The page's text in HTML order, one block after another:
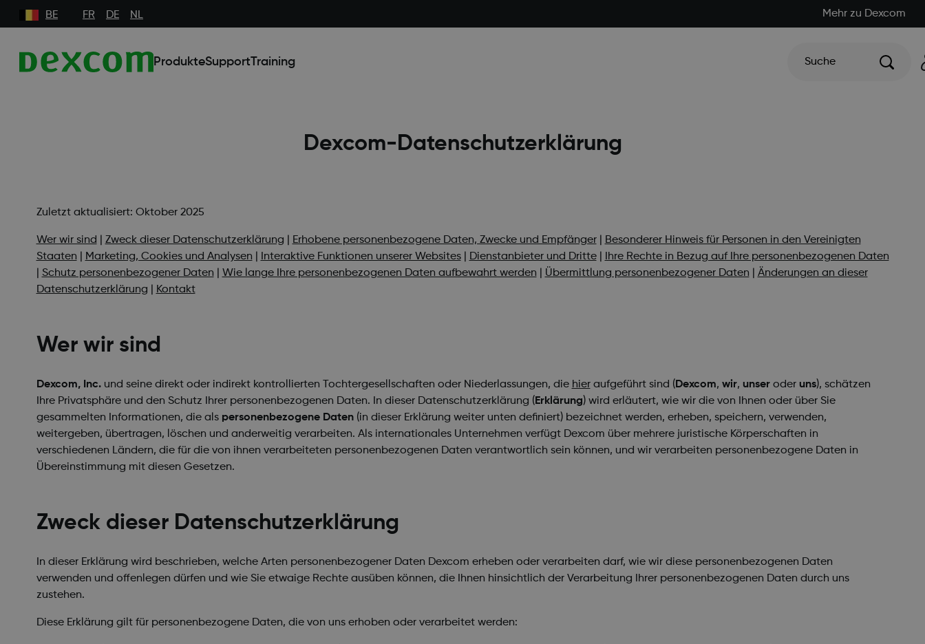
BE FR DE NL Mehr zu Dexcom
ProdukteSupportTraining Suche
Dexcom-Datenschutzerklärung
Zuletzt aktualisiert: Oktober 2025
Wer wir sind Zweck dieser Datenschutzerklärung Erhobene personenbezogene Daten, Zwecke und Empfänger|
Besonderer Hinweis für Personen in den Vereinigten
Staaten
Marketing, Cookies und Analysen Interaktive Funktionen unserer Websites| Dienstanbieter und Dritte|
Ihre Rechte in Bezug auf Ihre personenbezogenen Daten
Schutz personenbezogener Daten Wie lange Ihre personenbezogenen Daten aufbewahrt werden Übermittlung personenbezogener Daten
Änderungen an dieser
Datenschutzerklärung
Kontakt
Wer wir sind
Dexcom, Inc.und seine direkt oder indirekt kontrollierten Tochtergesellschaften oder Niederlassungen, die hieraufgeführt sind (Dexcom, wir, unseroder uns), schätzen
Ihre Privatsphäre und den Schutz Ihrer personenbezogenen Daten. In dieser Datenschutzerklärung (Erklärung) wird erläutert, wie wir die von Ihnen oder über Sie
gesammelten Informationen, die als personenbezogene Daten(in dieser Erklärung weiter unten definiert) bezeichnet werden, erheben, speichern, verwenden,
weitergeben, übertragen, löschen und anderweitig verarbeiten. Als internationales Unternehmen verfügt Dexcom über mehrere juristische Körperschaften in
verschiedenen Ländern, die für die von ihnen verarbeiteten personenbezogenen Daten verantwortlich sein können, und wir verarbeiten personenbezogene Daten in
Übereinstimmung mit diesen Gesetzen.
Zweck dieser Datenschutzerklärung
In dieser Erklärung wird beschrieben, welche Arten personenbezogener Daten Dexcom erheben oder verarbeiten darf, wie wir diese personenbezogenen Daten
verwenden und offenlegen dürfen und wie Sie etwaige Rechte ausüben können, die Ihnen hinsichtlich der Verarbeitung Ihrer personenbezogenen Daten durch uns
zustehen.
Diese Erklärung gilt für personenbezogene Daten, die von uns erhoben oder verarbeitet werden: